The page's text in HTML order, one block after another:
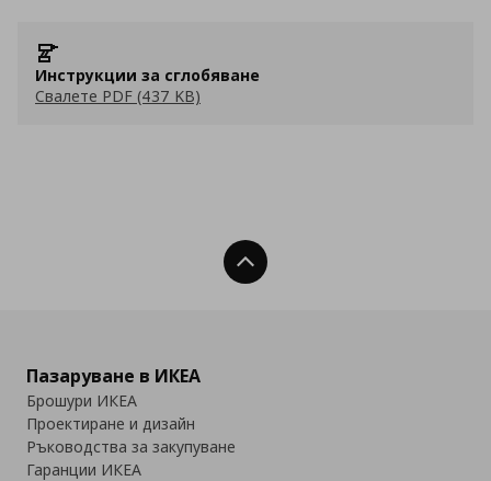
Инструкции за сглобяване
Свалете PDF (437 KB)
Нагоре
Пазаруване в ИКЕА
Брошури ИКЕА
Проектиране и дизайн
Ръководства за закупуване
Гаранции ИКЕА